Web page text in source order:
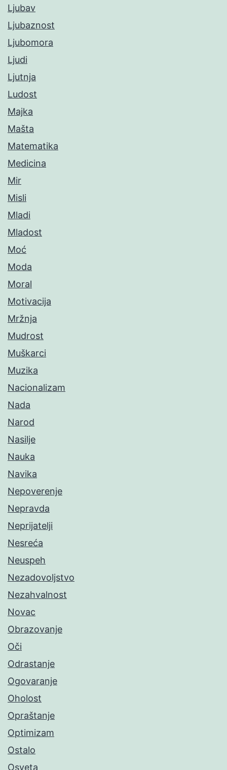
Ljubav
Ljubaznost
Ljubomora
Ljudi
Ljutnja
Ludost
Majka
Mašta
Matematika
Medicina
Mir
Misli
Mladi
Mladost
Moć
Moda
Moral
Motivacija
Mržnja
Mudrost
Muškarci
Muzika
Nacionalizam
Nada
Narod
Nasilje
Nauka
Navika
Nepoverenje
Nepravda
Neprijatelji
Nesreća
Neuspeh
Nezadovoljstvo
Nezahvalnost
Novac
Obrazovanje
Oči
Odrastanje
Ogovaranje
Oholost
Opraštanje
Optimizam
Ostalo
Osveta